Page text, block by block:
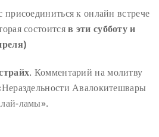
к онлайн встрече
состоитсяв эти субботу и
. Комментарий на молитву
Авалокитешвары
ламы».